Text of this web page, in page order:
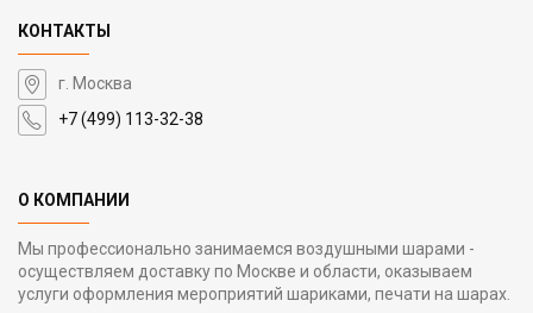
КОНТАКТЫ
г. Москва
+7 (499) 113-32-38
О КОМПАНИИ
Мы профессионально занимаемся воздушными шарами -
осуществляем доставку по Москве и области, оказываем
услуги оформления мероприятий шариками, печати на шарах.